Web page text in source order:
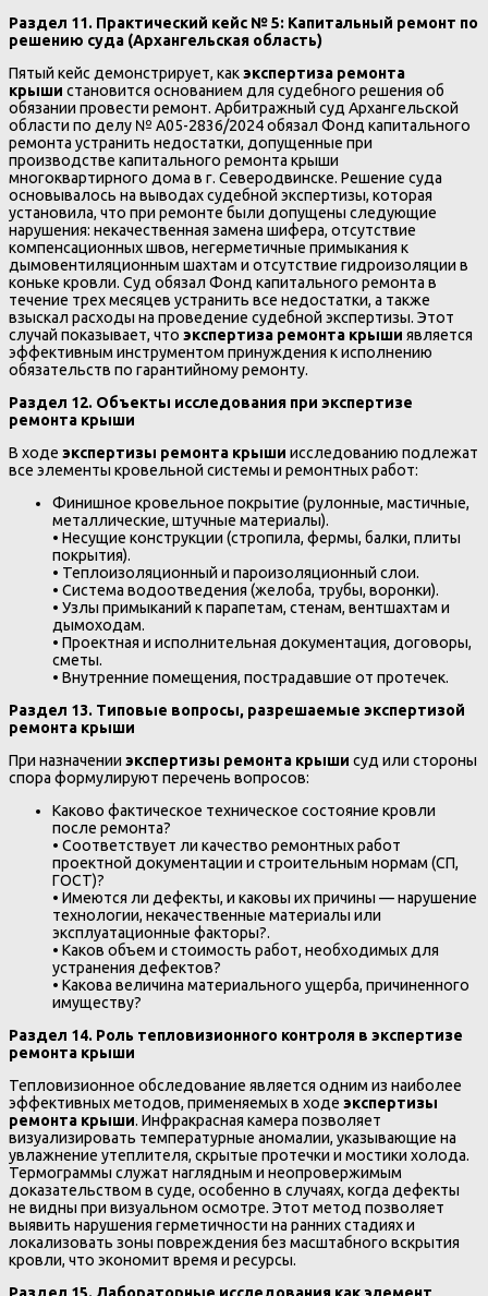
Раздел 11. Практический кейс № 5: Капитальный ремонт по
решению суда (Архангельская область)
Пятый кейс демонстрирует, какэкспертиза ремонта
крыши становится основанием для судебного решения об
обязании провести ремонт. Арбитражный суд Архангельской
области по делу № А05-2836/2024 обязал Фонд капитального
ремонта устранить недостатки, допущенные при
производстве капитального ремонта крыши
многоквартирного дома в г. Северодвинске. Решение суда
основывалось на выводах судебной экспертизы, которая
установила, что при ремонте были допущены следующие
нарушения: некачественная замена шифера, отсутствие
компенсационных швов, негерметичные примыкания к
дымовентиляционным шахтам и отсутствие гидроизоляции в
коньке кровли. Суд обязал Фонд капитального ремонта в
течение трех месяцев устранить все недостатки, а также
взыскал расходы на проведение судебной экспертизы. Этот
случай показывает, что экспертиза ремонта крыши является
эффективным инструментом принуждения к исполнению
обязательств по гарантийному ремонту.
Раздел 12. Объекты исследования при экспертизе
ремонта крыши
В ходе экспертизы ремонта крыши исследованию подлежат
все элементы кровельной системы и ремонтных работ:
Финишное кровельное покрытие (рулонные, мастичные,
металлические, штучные материалы).
• Несущие конструкции (стропила, фермы, балки, плиты
покрытия).
• Теплоизоляционный и пароизоляционный слои.
• Система водоотведения (желоба, трубы, воронки).
• Узлы примыканий к парапетам, стенам, вентшахтам и
дымоходам.
• Проектная и исполнительная документация, договоры,
сметы.
• Внутренние помещения, пострадавшие от протечек.
Раздел 13. Типовые вопросы, разрешаемые экспертизой
ремонта крыши
При назначении экспертизы ремонта крыши суд или стороны
спора формулируют перечень вопросов:
Каково фактическое техническое состояние кровли
после ремонта?
• Соответствует ли качество ремонтных работ
проектной документации и строительным нормам (СП,
ГОСТ)?
• Имеются ли дефекты, и каковы их причины — нарушение
технологии, некачественные материалы или
эксплуатационные факторы?.
• Каков объем и стоимость работ, необходимых для
устранения дефектов?
• Какова величина материального ущерба, причиненного
имуществу?
Раздел 14. Роль тепловизионного контроля в экспертизе
ремонта крыши
Тепловизионное обследование является одним из наиболее
эффективных методов, применяемых в ходе экспертизы
ремонта крыши. Инфракрасная камера позволяет
визуализировать температурные аномалии, указывающие на
увлажнение утеплителя, скрытые протечки и мостики холода.
Термограммы служат наглядным и неопровержимым
доказательством в суде, особенно в случаях, когда дефекты
не видны при визуальном осмотре. Этот метод позволяет
выявить нарушения герметичности на ранних стадиях и
локализовать зоны повреждения без масштабного вскрытия
кровли, что экономит время и ресурсы.